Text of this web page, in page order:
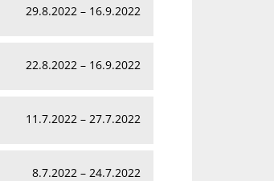
29.8.2022 – 16.9.2022
22.8.2022 – 16.9.2022
11.7.2022 – 27.7.2022
8.7.2022 – 24.7.2022